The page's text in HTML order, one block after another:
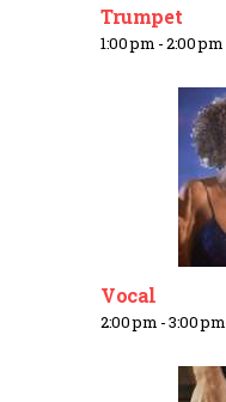
Trumpet
1:00 pm -2:00 pm
Vocal
2:00 pm -3:00 pm